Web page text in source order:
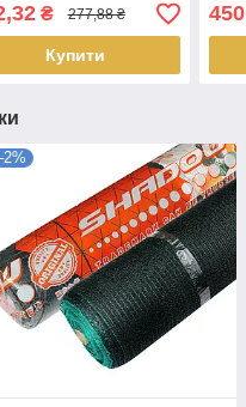
₴ 277,88 ₴
Купити